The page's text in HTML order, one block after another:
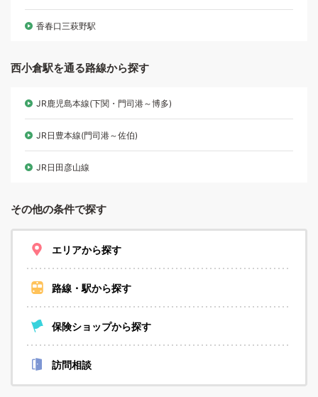
香春口三萩野駅
西小倉駅を通る路線から探す
JR鹿児島本線(下関・門司港～博多)
JR日豊本線(門司港～佐伯)
JR日田彦山線
その他の条件で探す
エリアから探す
路線・駅から探す
保険ショップから探す
訪問相談